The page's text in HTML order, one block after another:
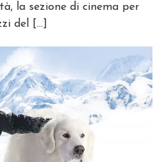
la sezione di cinema per
del […]